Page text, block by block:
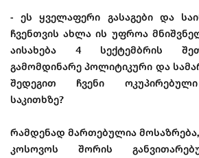
- ეს ყველაფერი გასაგები და
ჩვენთვის ახლა ის უფროა
აისახება 4 სექტემბრის
გამომდინარე პოლიტიკური და
შედეგით ჩვენი
საკითხზე?
რამდენად მართებულია
კოსოვოს შორის